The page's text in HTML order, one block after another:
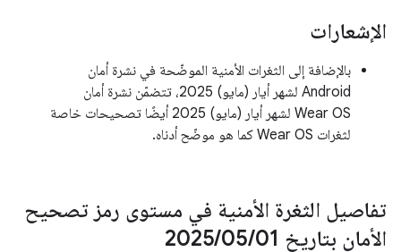
الإشعارات
بالإضافة إلى الثغرات الأمنية الموضّحة في نشرة أمان
Android لشهر أيار (مايو) 2025، تتضمّن نشرة أمان
Wear OS لشهر أيار (مايو) 2025 أيضًا تصحيحات خاصة
لثغرات Wear OS كما هو موضّح أدناه.
تفاصيل الثغرة الأمنية في مستوى رمز تصحيح
الأمان بتاريخ 01‏
/
05‏
/
2025